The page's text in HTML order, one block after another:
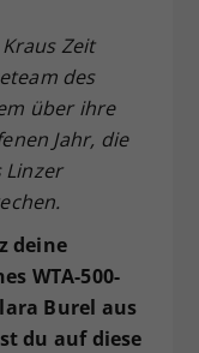
Zeit
des
über ihre
Jahr, die
Linzer
deine
WTA-500-
Burel aus
du auf diese